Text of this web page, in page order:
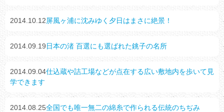
2014.10.12屏風ヶ浦に沈みゆく夕日はまさに絶景！
2014.09.19日本の渚 百選にも選ばれた銚子の名所
2014.09.04仕込蔵や詰工場などが点在する広い敷地内を歩いて見
学できます
2014.08.25全国でも唯一無二の綿糸で作られる伝統のちぢみ